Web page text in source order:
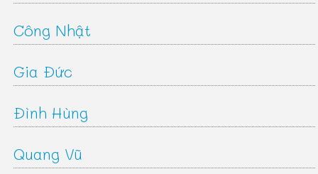
Công Nhật
Gia Đức
Đình Hùng
Quang Vũ